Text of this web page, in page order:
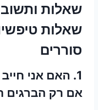
שאלות
שאלות
סוררים
1. האם אני
אם רק הברגים